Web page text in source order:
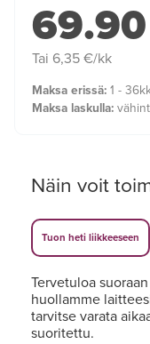
Tai 6,35 €/kk
Maksa erissä: 1 -
Maksa laskulla:
Näin voit
Tuon heti liikkeeseen
Tervetuloa suoraan
huollamme
tarvitse varata
suoritettu.